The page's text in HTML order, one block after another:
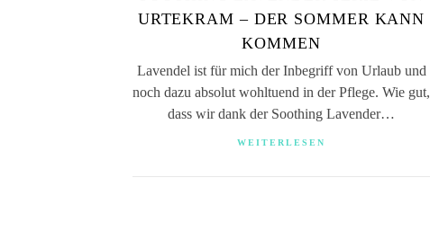
URTEKRAM – DER SOMMER KANN
KOMMEN
Lavendel ist für mich der Inbegriff von Urlaub und
noch dazu absolut wohltuend in der Pflege. Wie gut,
dass wir dank der Soothing Lavender…
WEITERLESEN